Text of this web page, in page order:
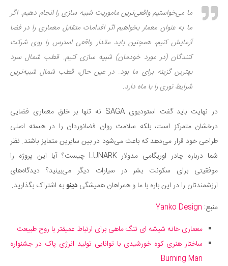
ما می‌خواستیم واقعی‌ترین ماموریت شبیه سازی را انجام دهیم. اگر
ما به عنوان معمار بخواهیم اثر اقدامات متقابل معماری را در فضا
آزمایش کنیم، همچنین باید مقدار واقعی استرس را روی شرکت
کنندگان (در مورد خودمان) شبیه سازی کنیم. قطب شمال سرد
بهترین گزینه برای ما بود. در عین حال، قطب شمال شبیه‌ترین
شرایط نوری را با ماه دارد.
در نهایت باید گفت استودیوی SAGA نه تنها بر خلق معماری فضایی
درخشان متمرکز است، بلکه سلامت روان فضانوردان را در هسته اصلی
طراحی خود قرار می‌دهد که باعث می‌شود در بین سایرین متمایز باشند. نظر
شما درباره چادر اوریگامی مدولار LUNARK چیست؟ آیا این پروژه را
موفقیتی برای سکونت بشر در سیارات دیگر می‌بینید؟ دیدگاه‌های
ارزشمندتان را در این باره با ما و همراهان همیشگی دینوبه اشتراک بگذارید.
منبع: Yanko Design
معماری خانه شیشه ای تنگ ماهی برای ارتباط عمیقتر با روح طبیعت
ساختار هنری کوه خورشیدی با توانایی تولید انرژی پاک در جشنواره
Burning Man